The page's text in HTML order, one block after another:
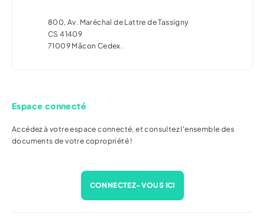
800, Av. Maréchal de Lattre de Tassigny
CS 41409
71009 Mâcon Cedex.
Espace connecté
Accédez à votre espace connecté, et consultez l'ensemble des
documents de votre copropriété !
CONNECTEZ-VOUS ICI